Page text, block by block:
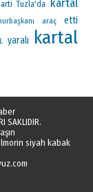
Tuzla'da
araç etti
yaralı kartal
SAKLIDIR.
siyah kabak